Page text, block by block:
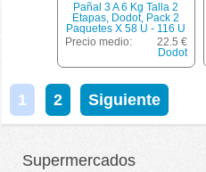
Pañal 3 A 6 Kg Talla 2
Etapas, Dodot, Pack 2
Paquetes X 58 U - 116 U
Precio medio:
22.5 €
Dodot
1 2 Siguiente
Supermercados